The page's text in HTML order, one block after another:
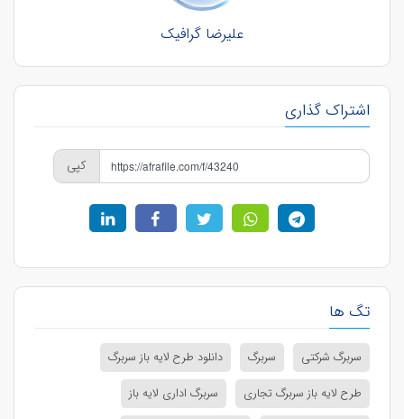
علیرضا گرافیک
اشتراک گذاری
کپی
تگ ها
سربرگ شرکتی سربرگ
دانلود طرح لایه باز سربرگ
طرح لایه باز سربرگ تجاری
سربرگ اداری لایه باز